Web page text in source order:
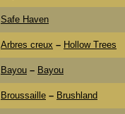
Safe Haven
Arbres creux – Hollow Trees
Bayou – Bayou
Broussaille – Brushland